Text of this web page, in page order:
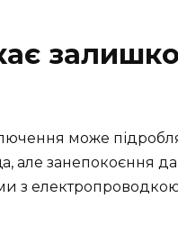
може
але занепокоєння
з